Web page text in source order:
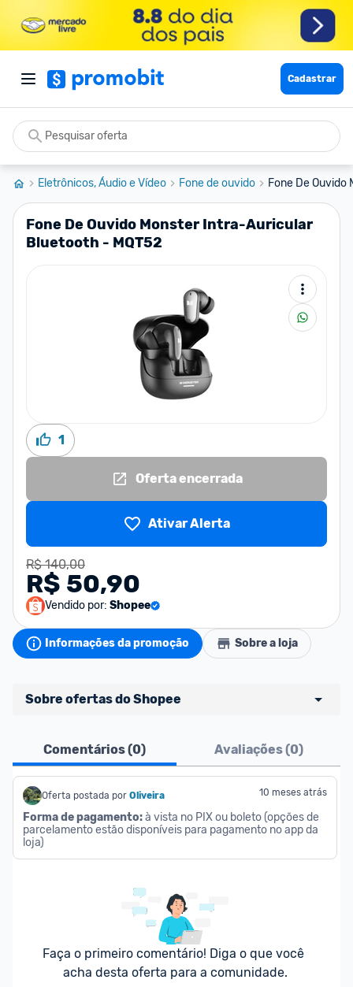
Cadastrar
Eletrônicos, Áudio e Vídeo Fone de ouvido Fone De
Fone De Ouvido Monster Intra-Auricular
Bluetooth - MQT52
1
Oferta encerrada
Ativar Alerta
R$ 140,00
R$ 50,90
Vendido por: Shopee
Informações da promoção Sobre a loja
Sobre ofertas do Shopee
Para maior segurança da comunidade, somente
são aceitas ofertas de Lojas Oficiais
, ou seja,
vendedores que representam empresas validadas
pelo Shopee.
preços devem estar na média ou abaixo da média
dos últimos 3 meses, assim como promoções de
Comentários (0) Avaliações (0)
Oferta postada por Oliveira 10 meses atrás
Forma de pagamento: à vista no PIX ou boleto (opções de
parcelamento estão disponíveis para pagamento no app da
loja)
Faça o primeiro comentário! Diga o que você
acha desta oferta para a comunidade.